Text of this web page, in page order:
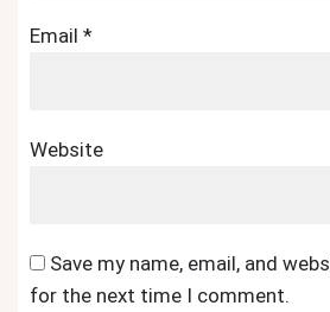
Email *
Website
Save my name, email, and
for the next time I comment.